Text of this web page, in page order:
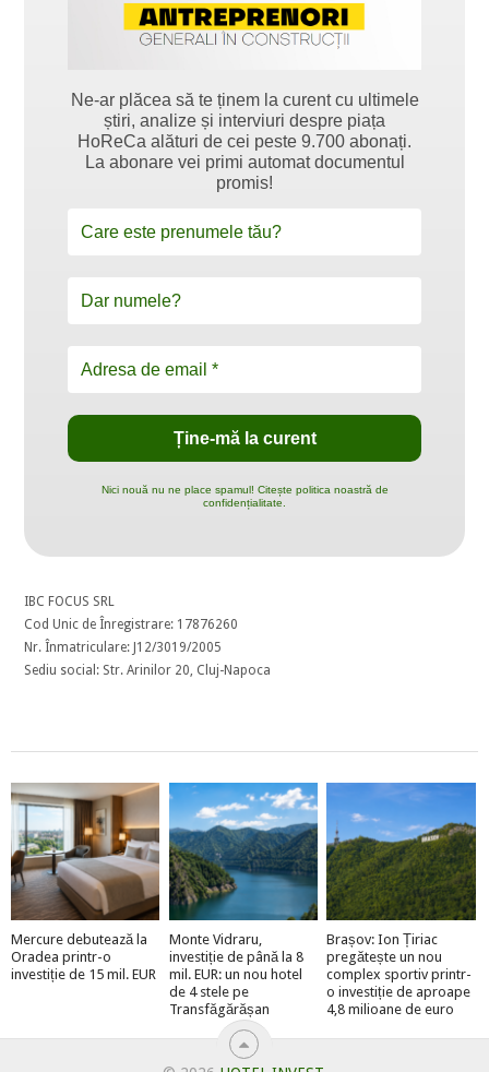
Ne-ar plăcea să te ținem la curent cu ultimele
știri, analize și interviuri despre piața
HoReCa alături de cei peste 9.700 abonați.
La abonare vei primi automat documentul
promis!
Nici nouă nu ne place spamul! Citește politica noastră de
confidențialitate.
IBC FOCUS SRL
Cod Unic de Înregistrare: 17876260
Nr. Înmatriculare: J12/3019/2005
Sediu social: Str. Arinilor 20, Cluj-Napoca
Mercure debutează la
Oradea printr-o
investiție de 15 mil. EUR
Monte Vidraru,
investiție de până la 8
mil. EUR: un nou hotel
de 4 stele pe
Transfăgărășan
Brașov: Ion Țiriac
pregătește un nou
complex sportiv printr-
o investiție de aproape
4,8 milioane de euro